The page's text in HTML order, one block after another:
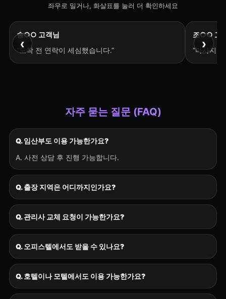
좌우로 밀거나, 화살표를 눌러 더 확인하세요
‹
송○○ 고객님
“도착 전 연락이 세심했습니다.”
조○○ 고
“마사지
›
자주 묻는 질문 (FAQ)
Q. 임산부도 이용 가능한가요?
A. 사전 상담 후 진행 가능합니다.
Q. 출장 지역은 어디까지인가요?
Q. 관리사 교체 요청이 가능한가요?
Q. 오피스텔에서도 받을 수 있나요?
Q. 호텔이나 모텔에서도 이용 가능한가요?